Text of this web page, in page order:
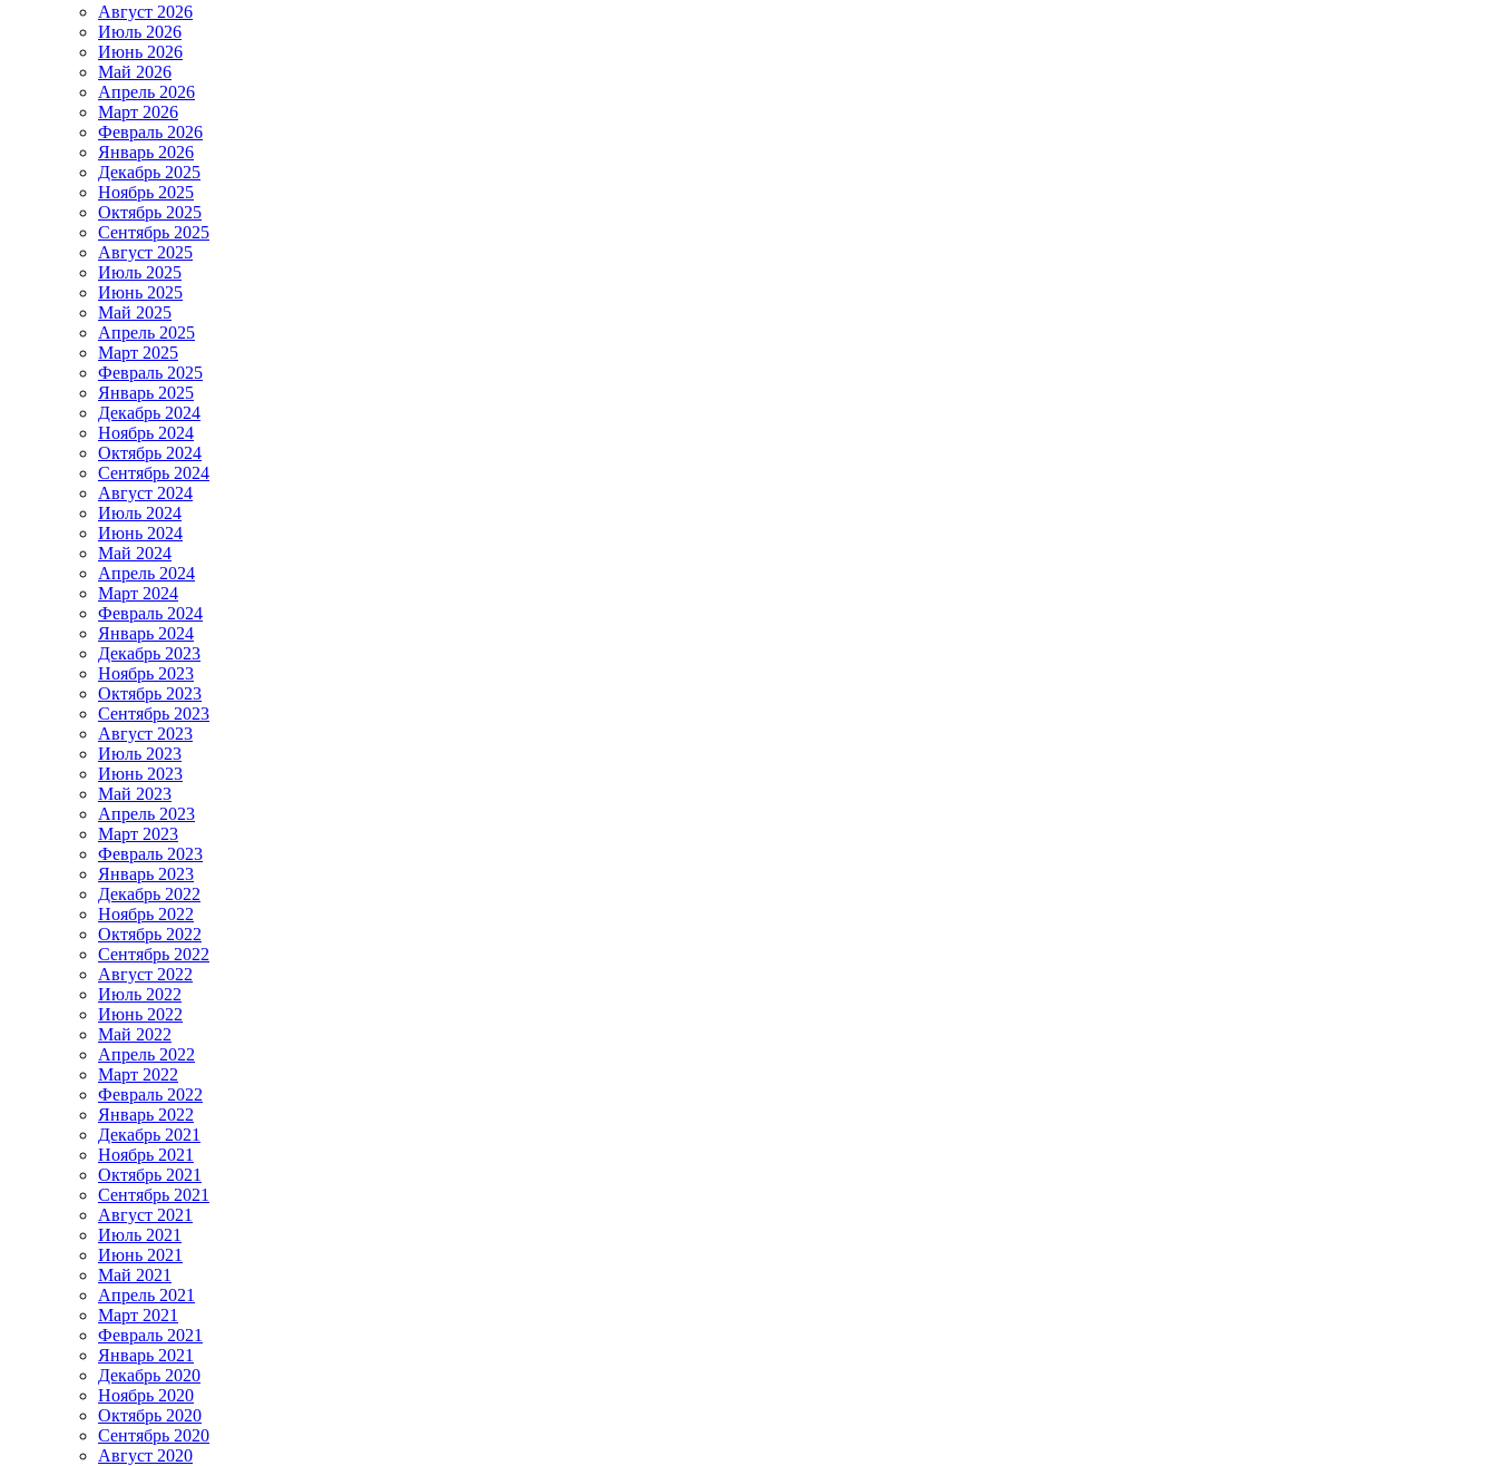
Август 2026
Июль 2026
Июнь 2026
Май 2026
Апрель 2026
Март 2026
Февраль 2026
Январь 2026
Декабрь 2025
Ноябрь 2025
Октябрь 2025
Сентябрь 2025
Август 2025
Июль 2025
Июнь 2025
Май 2025
Апрель 2025
Март 2025
Февраль 2025
Январь 2025
Декабрь 2024
Ноябрь 2024
Октябрь 2024
Сентябрь 2024
Август 2024
Июль 2024
Июнь 2024
Май 2024
Апрель 2024
Март 2024
Февраль 2024
Январь 2024
Декабрь 2023
Ноябрь 2023
Октябрь 2023
Сентябрь 2023
Август 2023
Июль 2023
Июнь 2023
Май 2023
Апрель 2023
Март 2023
Февраль 2023
Январь 2023
Декабрь 2022
Ноябрь 2022
Октябрь 2022
Сентябрь 2022
Август 2022
Июль 2022
Июнь 2022
Май 2022
Апрель 2022
Март 2022
Февраль 2022
Январь 2022
Декабрь 2021
Ноябрь 2021
Октябрь 2021
Сентябрь 2021
Август 2021
Июль 2021
Июнь 2021
Май 2021
Апрель 2021
Март 2021
Февраль 2021
Январь 2021
Декабрь 2020
Ноябрь 2020
Октябрь 2020
Сентябрь 2020
Август 2020